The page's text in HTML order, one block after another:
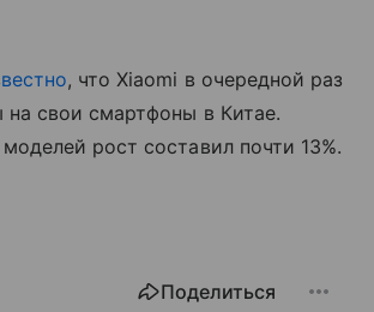
, что Xiaomi в очередной раз
на свои смартфоны в Китае.
рост составил почти 13%.
Поделиться